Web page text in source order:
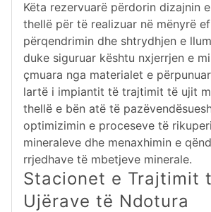
Këta rezervuarë përdorin dizajnin
thellë për të realizuar në mënyrë
përqendrimin dhe shtrydhjen e
duke siguruar kështu nxjerrjen e
çmuara nga materialet e
lartë i impiantit të trajtimit të ujit
thellë e bën atë të
optimizimin e proceseve të
mineraleve dhe menaxhimin e
rrjedhave të mbetjeve minerale.
Stacionet e Trajtimit
Ujërave të Ndotura